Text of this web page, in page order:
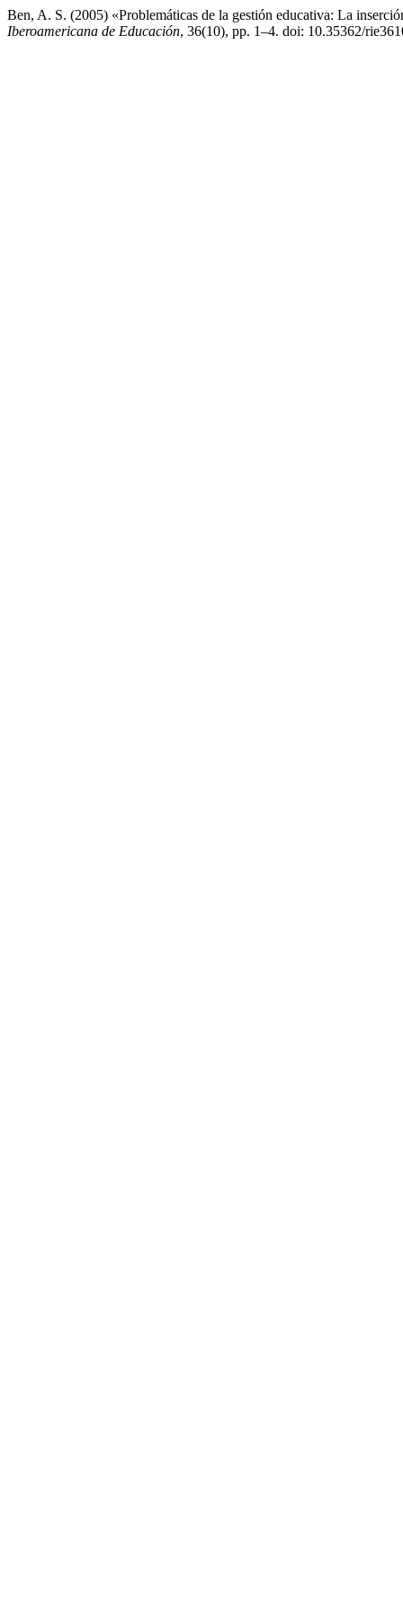
Ben, A. S. (2005) «Problemáticas de la gestión educativa: La
Iberoamericana de Educación, 36(10), pp. 1–4. doi: 10.35362/